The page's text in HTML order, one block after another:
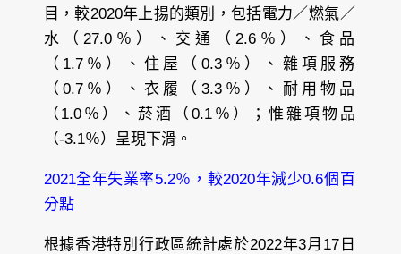
目，較2020年上揚的類別，包括電力／燃氣／
水（27.0％）、交通（2.6％）、食品
（1.7％）、住屋（0.3％）、雜項服務
（0.7％）、衣履（3.3％）、耐用物品
（1.0％）、菸酒（0.1％）；惟雜項物品
（-3.1％）呈現下滑。
2021全年失業率5.2％，較2020年減少0.6個百
分點
根據香港特別行政區統計處於2022年3月17日